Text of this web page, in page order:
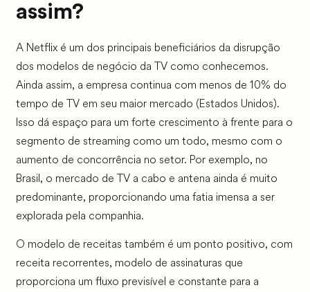
assim?
A Netflix é um dos principais beneficiários da disrupção
dos modelos de negócio da TV como conhecemos.
Ainda assim, a empresa continua com menos de 10% do
tempo de TV em seu maior mercado (Estados Unidos).
Isso dá espaço para um forte crescimento à frente para o
segmento de streaming como um todo, mesmo com o
aumento de concorrência no setor. Por exemplo, no
Brasil, o mercado de TV a cabo e antena ainda é muito
predominante, proporcionando uma fatia imensa a ser
explorada pela companhia.
O modelo de receitas também é um ponto positivo, com
receita recorrentes, modelo de assinaturas que
proporciona um fluxo previsível e constante para a